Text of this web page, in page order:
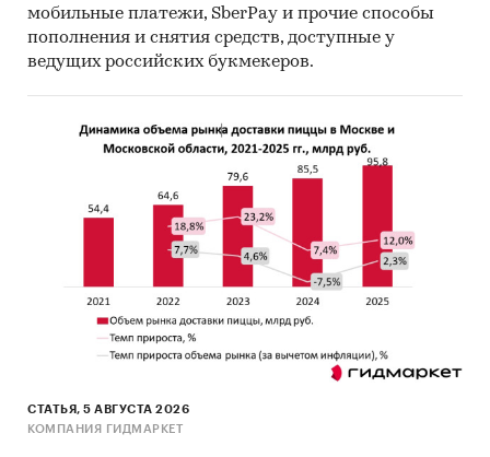
мобильные платежи, SberPay и прочие способы
пополнения и снятия средств, доступные у
ведущих российских букмекеров.
СТАТЬЯ, 5 АВГУСТА 2026
КОМПАНИЯ ГИДМАРКЕТ